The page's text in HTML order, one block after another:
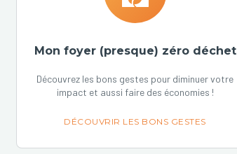
Mon foyer (presque) zéro déchet
Découvrez les bons gestes pour diminuer votre
impact et aussi faire des économies !
DÉCOUVRIR LES BONS GESTES